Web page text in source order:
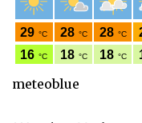
meteoblue